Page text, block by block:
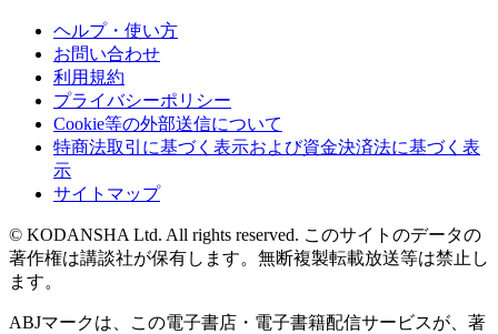
ヘルプ・使い方
お問い合わせ
利用規約
プライバシーポリシー
Cookie等の外部送信について
特商法取引に基づく表示および資金決済法に基づく表
示
サイトマップ
© KODANSHA Ltd. All rights reserved. このサイトのデータの
著作権は講談社が保有します。無断複製転載放送等は禁止し
ます。
ABJマークは、この電子書店・電子書籍配信サービスが、著